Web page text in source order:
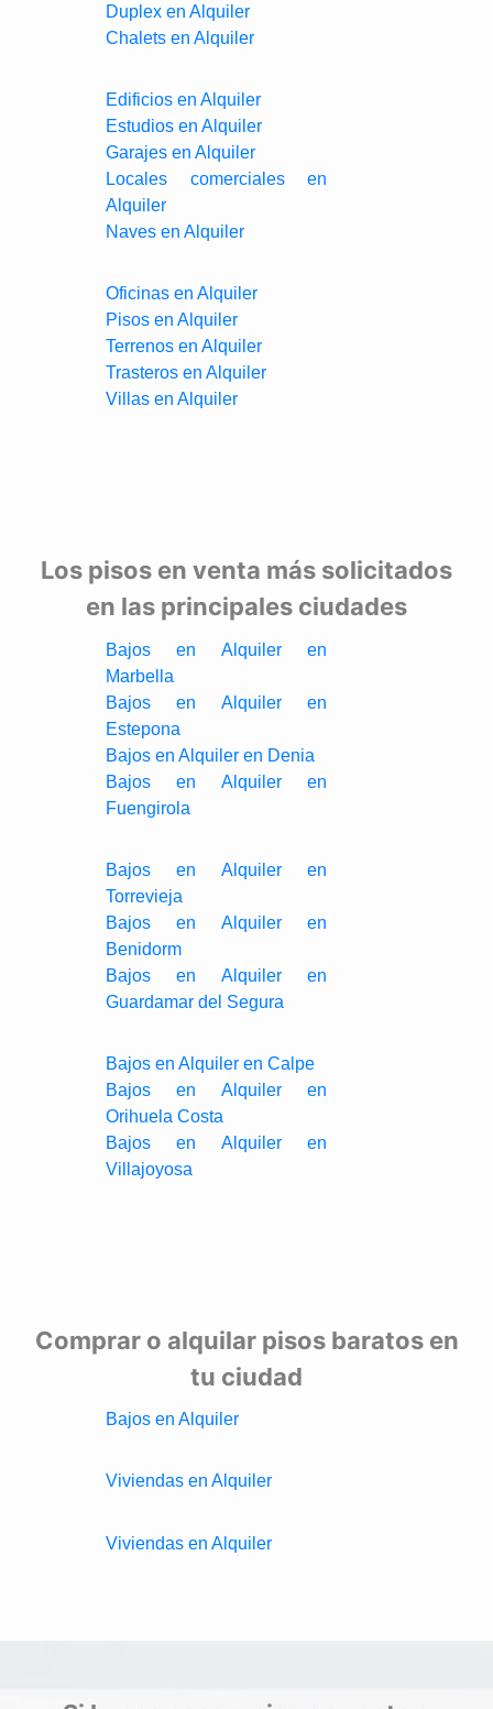
Duplex en Alquiler
Chalets en Alquiler
Edificios en Alquiler
Estudios en Alquiler
Garajes en Alquiler
Locales comerciales en
Alquiler
Naves en Alquiler
Oficinas en Alquiler
Pisos en Alquiler
Terrenos en Alquiler
Trasteros en Alquiler
Villas en Alquiler
Los pisos en venta más solicitados
en las principales ciudades
Bajos en Alquiler en
Marbella
Bajos en Alquiler en
Estepona
Bajos en Alquiler en Denia
Bajos en Alquiler en
Fuengirola
Bajos en Alquiler en
Torrevieja
Bajos en Alquiler en
Benidorm
Bajos en Alquiler en
Guardamar del Segura
Bajos en Alquiler en Calpe
Bajos en Alquiler en
Orihuela Costa
Bajos en Alquiler en
Villajoyosa
Comprar o alquilar pisos baratos en
tu ciudad
Bajos en Alquiler
Viviendas en Alquiler
Viviendas en Alquiler